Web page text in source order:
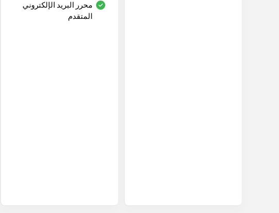
محرر البريد الإلكتروني
المتقدم